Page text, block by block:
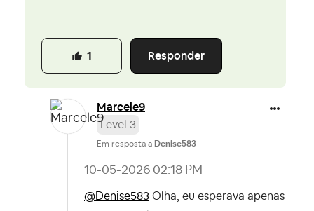
Responder
1
Marcele9
Level 3
Em resposta a Denise583
‎10-05-2026 02:18 PM
@Denise583 Olha, eu esperava apenas